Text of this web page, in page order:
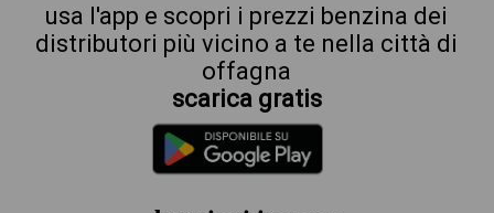
usa l'app e scopri i prezzi benzina dei
distributori più vicino a te nella città di
offagna
scarica gratis